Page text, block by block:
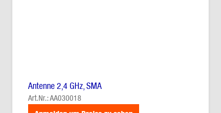
Antenne 2,4 GHz, SMA
Art.Nr.: AA030018